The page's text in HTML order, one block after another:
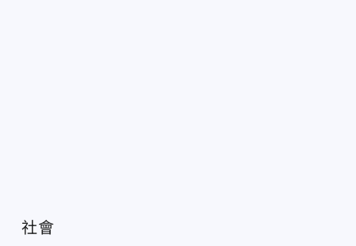
社會